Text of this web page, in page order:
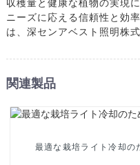
収穫量と健康な植物の実現
ニーズに応える信頼性と効
は、深センアベスト照明株
関連製品
最適な栽培ライト冷却の